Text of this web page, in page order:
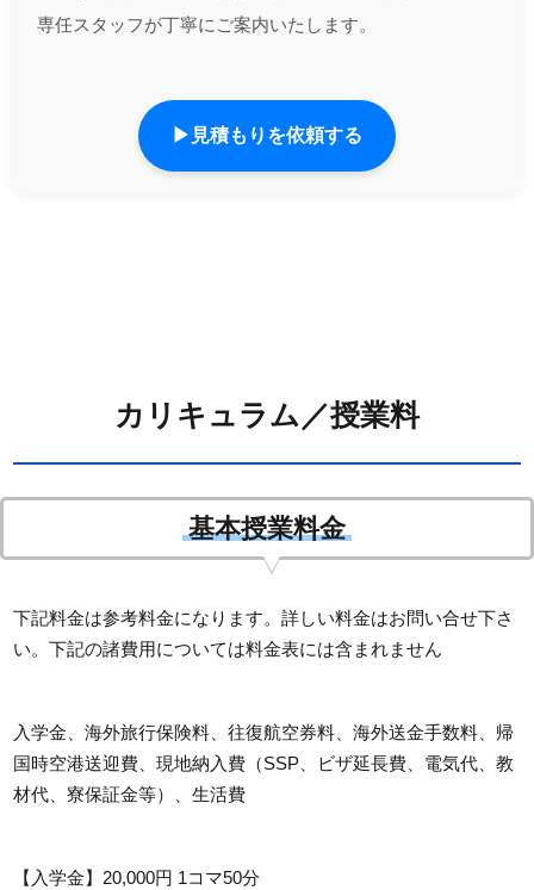
専任スタッフが丁寧にご案内いたします。
▶見積もりを依頼する
カリキュラム／授業料
基本授業料金
下記料金は参考料金になります。詳しい料金はお問い合せ下さ
い。下記の諸費用については料金表には含まれません
入学金、海外旅行保険料、往復航空券料、海外送金手数料、帰
国時空港送迎費、現地納入費（SSP、ビザ延長費、電気代、教
材代、寮保証金等）、生活費
【入学金】20,000円 1コマ50分